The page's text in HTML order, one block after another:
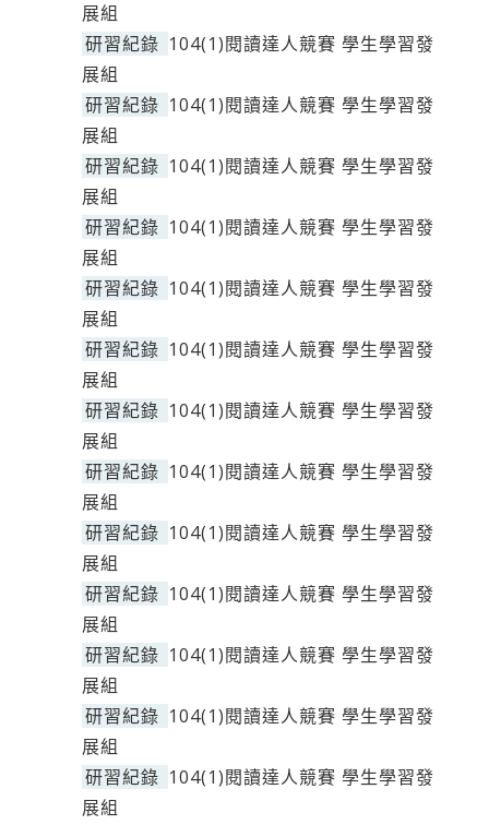
展組
研習紀錄 104(1)閱讀達人競賽 學生學習發
展組
研習紀錄 104(1)閱讀達人競賽 學生學習發
展組
研習紀錄 104(1)閱讀達人競賽 學生學習發
展組
研習紀錄 104(1)閱讀達人競賽 學生學習發
展組
研習紀錄 104(1)閱讀達人競賽 學生學習發
展組
研習紀錄 104(1)閱讀達人競賽 學生學習發
展組
研習紀錄 104(1)閱讀達人競賽 學生學習發
展組
研習紀錄 104(1)閱讀達人競賽 學生學習發
展組
研習紀錄 104(1)閱讀達人競賽 學生學習發
展組
研習紀錄 104(1)閱讀達人競賽 學生學習發
展組
研習紀錄 104(1)閱讀達人競賽 學生學習發
展組
研習紀錄 104(1)閱讀達人競賽 學生學習發
展組
研習紀錄 104(1)閱讀達人競賽 學生學習發
展組